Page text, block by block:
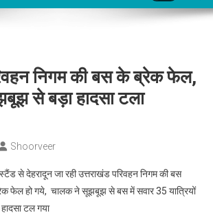
निगम की बस के ब्रेक फेल,
से बड़ा हादसा टला
Shoorveer
से देहरादून जा रही उत्तराखंड परिवहन निगम की बस
फेल हो गये, चालक ने सूझबूझ से बस में सवार 35 यात्रियों
टल गया